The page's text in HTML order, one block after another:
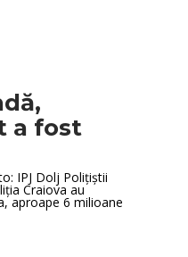
a fost
IPJ Dolj Polițiștii
Craiova au
aproape 6 milioane